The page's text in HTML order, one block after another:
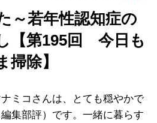
～若年性認知症の
【第195回 今日も
除】
ミコさんは、とても穏やかで
集部評）です。一緒に暮らす